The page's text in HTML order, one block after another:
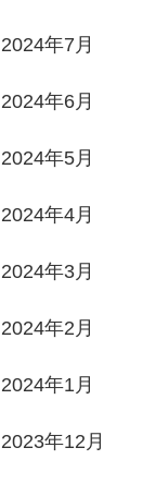
2024年7月
2024年6月
2024年5月
2024年4月
2024年3月
2024年2月
2024年1月
2023年12月